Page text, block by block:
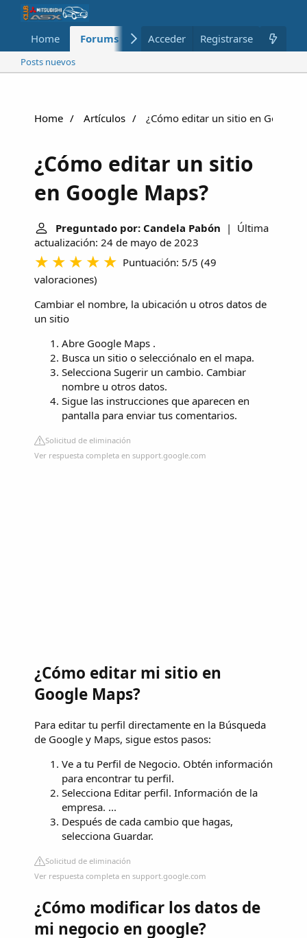
Home Forums Nuevo Miembros
Acceder Registrarse
Posts nuevos
Home Artículos ¿Cómo editar un sitio en Google
¿Cómo editar un sitio
en Google Maps?
Preguntado por: Candela Pabón | Última
actualización: 24 de mayo de 2023
Puntuación: 5/5 (49
valoraciones)
Cambiar el nombre, la ubicación u otros datos de
un sitio
Abre Google Maps .
Busca un sitio o selecciónalo en el mapa.
Selecciona Sugerir un cambio. Cambiar
nombre u otros datos.
Sigue las instrucciones que aparecen en
pantalla para enviar tus comentarios.
Solicitud de eliminación
Ver respuesta completa en support.google.com
¿Cómo editar mi sitio en
Google Maps?
Para editar tu perfil directamente en la Búsqueda
de Google y Maps, sigue estos pasos:
Ve a tu Perfil de Negocio. Obtén información
para encontrar tu perfil.
Selecciona Editar perfil. Información de la
empresa. ...
Después de cada cambio que hagas,
selecciona Guardar.
Solicitud de eliminación
Ver respuesta completa en support.google.com
¿Cómo modificar los datos de
mi negocio en google?